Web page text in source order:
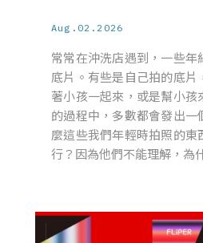
Aug.02.2026
常常在沖洗店遇到，一些年
底片。有些是自己拍的底片
著小孩一起來，或是幫小孩
的過程中，多數都會發出一
麼這些我們年輕時拍照的東
行？因為他們不能理解，